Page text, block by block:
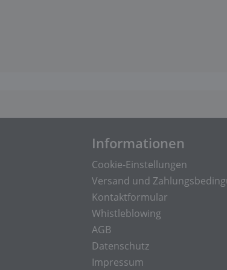
Informationen
Cookie-Einstellungen
Versand und
Kontaktformular
Whistleblowing
AGB
Datenschutz
Impressum